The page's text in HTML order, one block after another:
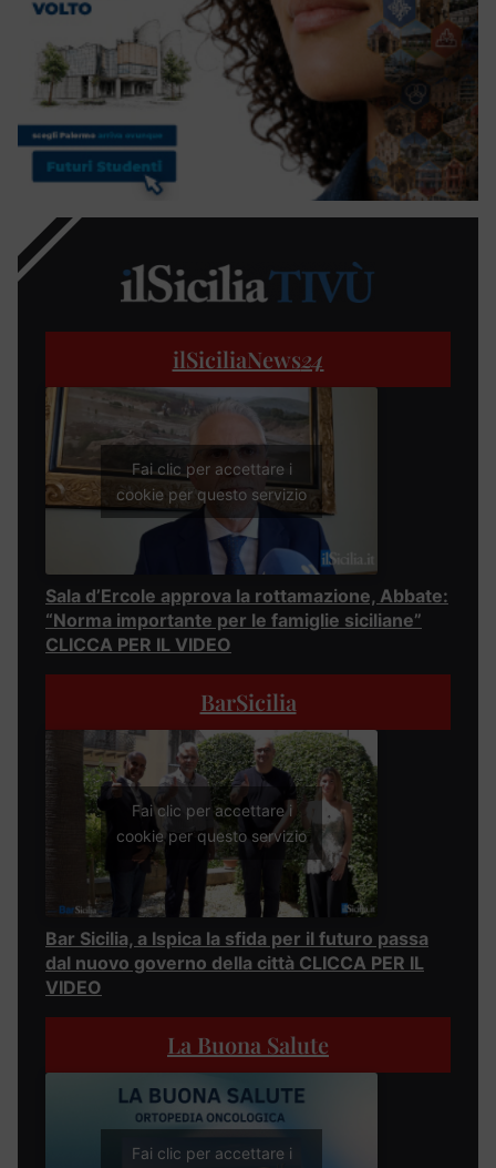
ilSiciliaNews24
Fai clic per accettare i
cookie per questo servizio
Sala d’Ercole approva la rottamazione, Abbate:
“Norma importante per le famiglie siciliane”
CLICCA PER IL VIDEO
BarSicilia
Fai clic per accettare i
cookie per questo servizio
Bar Sicilia, a Ispica la sfida per il futuro passa
dal nuovo governo della città CLICCA PER IL
VIDEO
La Buona Salute
Fai clic per accettare i